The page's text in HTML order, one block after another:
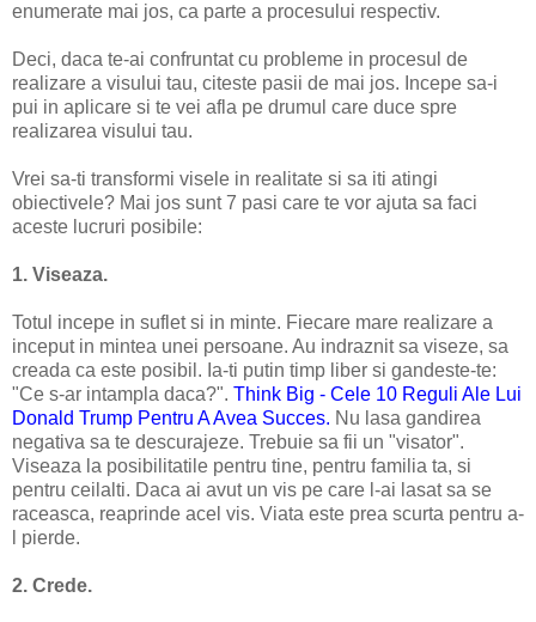
enumerate mai jos, ca parte a procesului respectiv.
Deci, daca te-ai confruntat cu probleme in procesul de
realizare a visului tau, citeste pasii de mai jos. Incepe sa-i
pui in aplicare si te vei afla pe drumul care duce spre
realizarea visului tau.
Vrei sa-ti transformi visele in realitate si sa iti atingi
obiectivele? Mai jos sunt 7 pasi care te vor ajuta sa faci
aceste lucruri posibile:
1. Viseaza.
Totul incepe in suflet si in minte. Fiecare mare realizare a
inceput in mintea unei persoane. Au indraznit sa viseze, sa
creada ca este posibil. Ia-ti putin timp liber si gandeste-te:
"Ce s-ar intampla daca?". Think Big - Cele 10 Reguli Ale Lui
Donald Trump Pentru A Avea Succes. Nu lasa gandirea
negativa sa te descurajeze. Trebuie sa fii un "visator".
Viseaza la posibilitatile pentru tine, pentru familia ta, si
pentru ceilalti. Daca ai avut un vis pe care l-ai lasat sa se
raceasca, reaprinde acel vis. Viata este prea scurta pentru a-
l pierde.
2. Crede.